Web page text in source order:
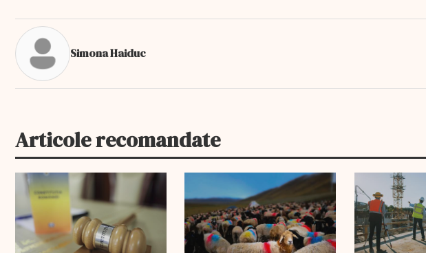
Simona Haiduc
Articole recomandate
EXCLUSIV